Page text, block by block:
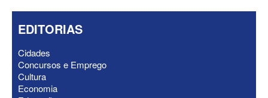
EDITORIAS
Cidades
Concursos e Emprego
Cultura
Economia